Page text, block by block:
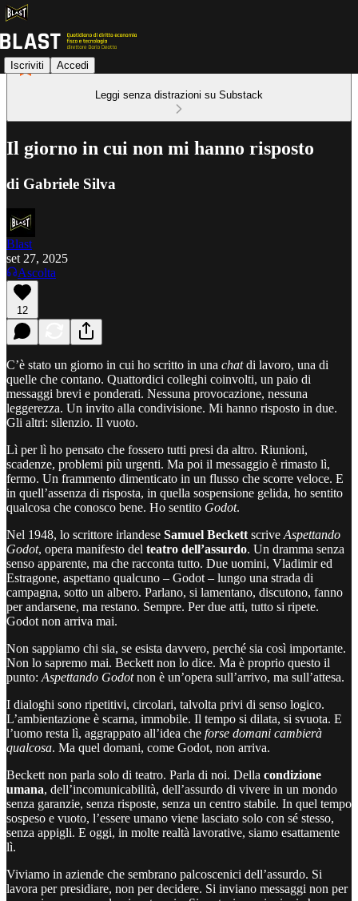
Iscriviti Accedi
Leggi senza distrazioni su Substack
Il giorno in cui non mi hanno risposto
di Gabriele Silva
Blast
set 27, 2025
Ascolta
12
C’è stato un giorno in cui ho scritto in una chatdi lavoro, una di
quelle che contano. Quattordici colleghi coinvolti, un paio di
messaggi brevi e ponderati. Nessuna provocazione, nessuna
leggerezza. Un invito alla condivisione. Mi hanno risposto in due.
Gli altri: silenzio. Il vuoto.
Lì per lì ho pensato che fossero tutti presi da altro. Riunioni,
scadenze, problemi più urgenti. Ma poi il messaggio è rimasto lì,
fermo. Un frammento dimenticato in un flusso che scorre veloce. E
in quell’assenza di risposta, in quella sospensione gelida, ho sentito
qualcosa che conosco bene. Ho sentito Godot.
Nel 1948, lo scrittore irlandese Samuel Beckett scrive Aspettando
Godot, opera manifesto del teatro dell’assurdo. Un dramma senza
senso apparente, ma che racconta tutto. Due uomini, Vladimir ed
Estragone, aspettano qualcuno – Godot – lungo una strada di
campagna, sotto un albero. Parlano, si lamentano, discutono, fanno
per andarsene, ma restano. Sempre. Per due atti, tutto si ripete.
Godot non arriva mai.
Non sappiamo chi sia, se esista davvero, perché sia così importante.
Non lo sapremo mai. Beckett non lo dice. Ma è proprio questo il
punto: Aspettando Godotnon è un’opera sull’arrivo, ma sull’attesa.
I dialoghi sono ripetitivi, circolari, talvolta privi di senso logico.
L’ambientazione è scarna, immobile. Il tempo si dilata, si svuota. E
l’uomo resta lì, aggrappato all’idea che forse domani cambierà
qualcosa. Ma quel domani, come Godot, non arriva.
Beckett non parla solo di teatro. Parla di noi. Della condizione
umana, dell’incomunicabilità, dell’assurdo di vivere in un mondo
senza garanzie, senza risposte, senza un centro stabile. In quel tempo
sospeso e vuoto, l’essere umano viene lasciato solo con sé stesso,
senza appigli. E oggi, in molte realtà lavorative, siamo esattamente
lì.
Viviamo in aziende che sembrano palcoscenici dell’assurdo. Si
lavora per presidiare, non per decidere. Si inviano messaggi non per